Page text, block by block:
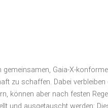
gemeinsamen, Gaia-X-
zu schaffen. Dabei verbleiben
können aber nach festen
und ausgetauscht werden: